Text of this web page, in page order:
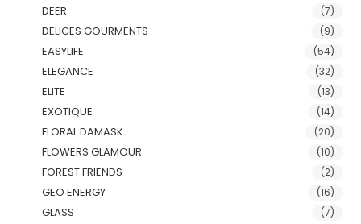
DEER (7)
DELICES GOURMENTS (9)
EASYLIFE (54)
ELEGANCE (32)
ELITE (13)
EXOTIQUE (14)
FLORAL DAMASK (20)
FLOWERS GLAMOUR (10)
FOREST FRIENDS (2)
GEO ENERGY (16)
GLASS (7)